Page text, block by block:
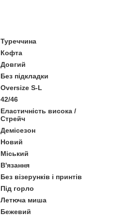
Туреччина
Кофта
Довгий
Без підкладки
Oversize S-L
42/46
Еластичність висока /
Стрейч
Демісезон
Новий
Міський
В'язання
Без візерунків і принтів
Під горло
Летюча миша
Бежевий